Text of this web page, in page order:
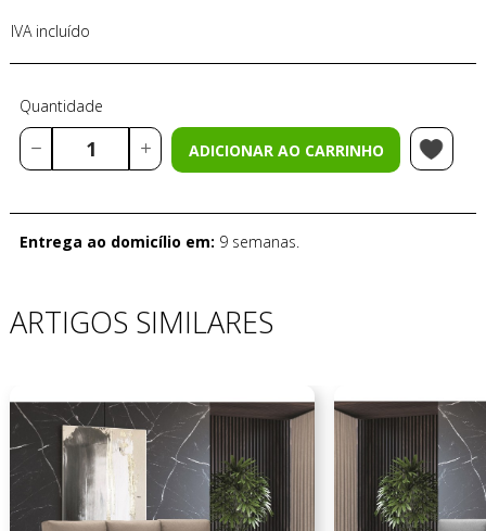
IVA incluído
Quantidade
ADICIONAR AO CARRINHO
Entrega ao domicílio em: 9 semanas.
ARTIGOS SIMILARES